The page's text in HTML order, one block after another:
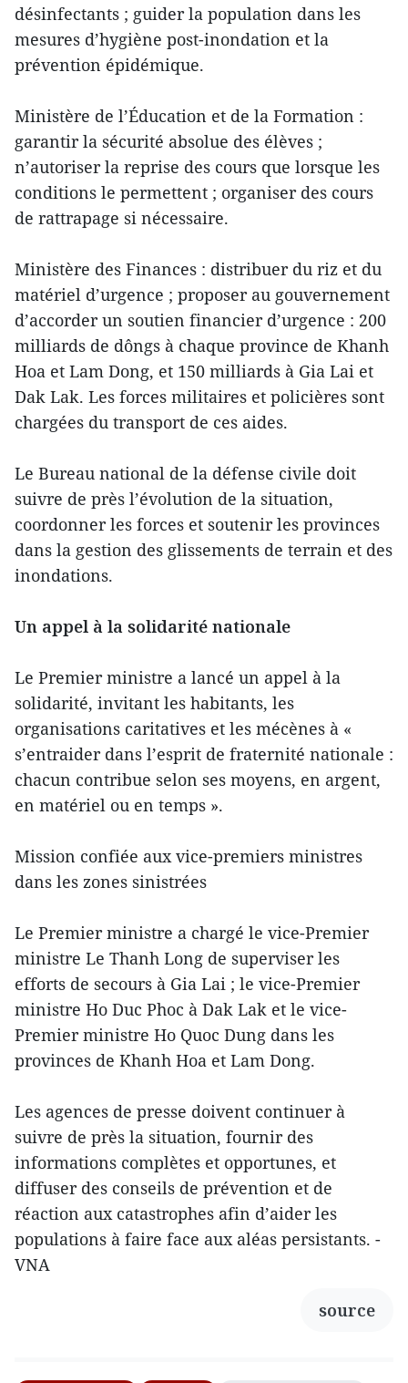
désinfectants ; guider la population dans les
mesures d’hygiène post-inondation et la
prévention épidémique.
Ministère de l’Éducation et de la Formation :
garantir la sécurité absolue des élèves ;
n’autoriser la reprise des cours que lorsque les
conditions le permettent ; organiser des cours
de rattrapage si nécessaire.
Ministère des Finances : distribuer du riz et du
matériel d’urgence ; proposer au gouvernement
d’accorder un soutien financier d’urgence : 200
milliards de dôngs à chaque province de Khanh
Hoa et Lam Dong, et 150 milliards à Gia Lai et
Dak Lak. Les forces militaires et policières sont
chargées du transport de ces aides.
Le Bureau national de la défense civile doit
suivre de près l’évolution de la situation,
coordonner les forces et soutenir les provinces
dans la gestion des glissements de terrain et des
inondations.
Un appel à la solidarité nationale
Le Premier ministre a lancé un appel à la
solidarité, invitant les habitants, les
organisations caritatives et les mécènes à «
s’entraider dans l’esprit de fraternité nationale :
chacun contribue selon ses moyens, en argent,
en matériel ou en temps ».
Mission confiée aux vice-premiers ministres
dans les zones sinistrées
Le Premier ministre a chargé le vice-Premier
ministre Le Thanh Long de superviser les
efforts de secours à Gia Lai ; le vice-Premier
ministre Ho Duc Phoc à Dak Lak et le vice-
Premier ministre Ho Quoc Dung dans les
provinces de Khanh Hoa et Lam Dong.
Les agences de presse doivent continuer à
suivre de près la situation, fournir des
informations complètes et opportunes, et
diffuser des conseils de prévention et de
réaction aux catastrophes afin d’aider les
populations à faire face aux aléas persistants. -
VNA
source